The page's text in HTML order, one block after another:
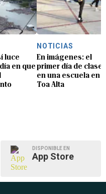
luce
en que
NOTICIAS
En imágenes: el
primer día de clases
en una escuela en
Toa Alta
DISPONIBLE EN
App Store